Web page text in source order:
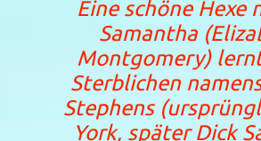
Eine schöne Hexe
Samantha
Montgomery)
Sterblichen
Stephens
York, später Dick